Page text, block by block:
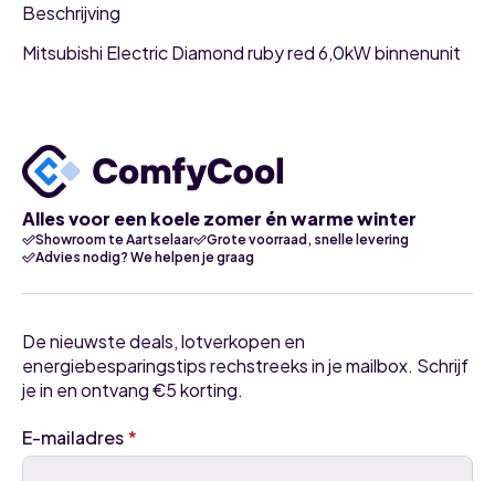
Beschrijving
Mitsubishi Electric Diamond ruby red 6,0kW binnenunit
Alles voor een koele zomer én warme winter
Showroom te Aartselaar
Grote voorraad, snelle levering
Advies nodig? We helpen je graag
De nieuwste deals, lotverkopen en
energiebesparingstips rechstreeks in je mailbox. Schrijf
je in en ontvang €5 korting.
E-mailadres*